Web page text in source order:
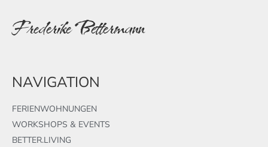
Frederike Bettermann
NAVIGATION
FERIENWOHNUNGEN
WORKSHOPS & EVENTS
BETTER.LIVING